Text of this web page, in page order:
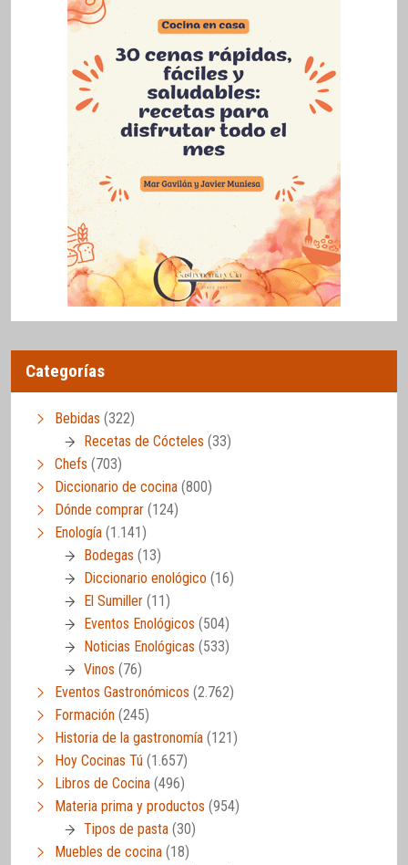
Categorías
Bebidas (322)
Recetas de Cócteles (33)
Chefs (703)
Diccionario de cocina (800)
Dónde comprar (124)
Enología (1.141)
Bodegas (13)
Diccionario enológico (16)
El Sumiller (11)
Eventos Enológicos (504)
Noticias Enológicas (533)
Vinos (76)
Eventos Gastronómicos (2.762)
Formación (245)
Historia de la gastronomía (121)
Hoy Cocinas Tú (1.657)
Libros de Cocina (496)
Materia prima y productos (954)
Tipos de pasta (30)
Muebles de cocina (18)